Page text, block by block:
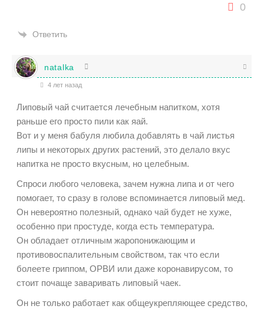
0
Ответить
natalka
4 лет назад
Липовый чай считается лечебным напитком, хотя
раньше его просто пили как яай.
Вот и у меня бабуля любила добавлять в чай листья
липы и некоторых других растений, это делало вкус
напитка не просто вкусным, но целебным.
Спроси любого человека, зачем нужна липа и от чего
помогает, то сразу в голове вспоминается липовый мед.
Он невероятно полезный, однако чай будет не хуже,
особенно при простуде, когда есть температура.
Он обладает отличным жаропонижающим и
противовоспалительным свойством, так что если
болеете гриппом, ОРВИ или даже коронавирусом, то
стоит почаще заваривать липовый чаек.
Он не только работает как общеукрепляющее средство,